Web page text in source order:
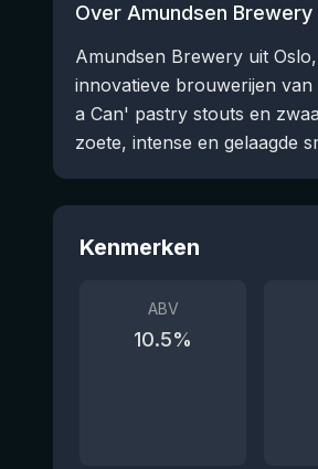
Over Amundsen Brewery
Amundsen Brewery uit
innovatieve brouwerijen
a Can' pastry stouts en
zoete, intense en gelaagde
Kenmerken
ABV
10.5%